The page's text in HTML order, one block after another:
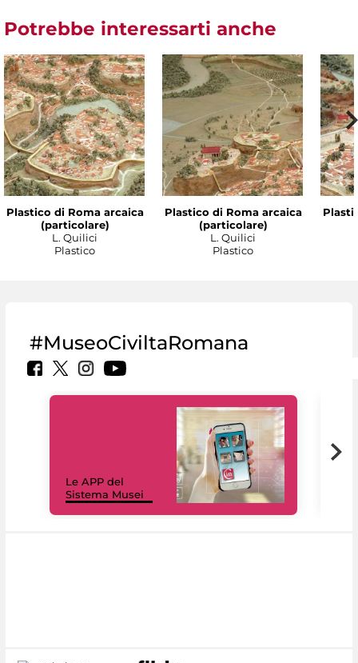
Potrebbe interessarti anche
Plastico di Roma arcaica
(particolare)
L. Quilici
Plastico
Plastico di Roma arcaica
(particolare)
L. Quilici
Plastico
#MuseoCiviltaRomana
Le APP del
Sistema Musei